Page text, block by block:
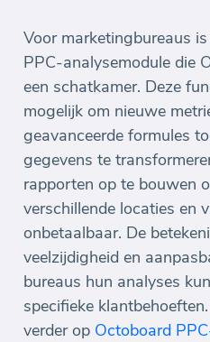
Voor marketingbureaus
PPC-analysemodule die
een schatkamer. Deze
mogelijk om nieuwe
geavanceerde formules
gegevens te
rapporten op te bouwen
verschillende locaties en
onbetaalbaar. De
veelzijdigheid en
bureaus hun analyses
specifieke
verder op Octoboard